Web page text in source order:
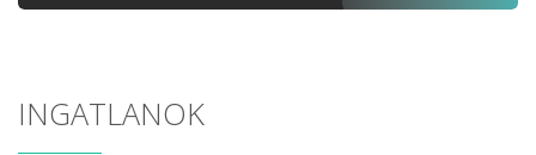
INGATLANOK